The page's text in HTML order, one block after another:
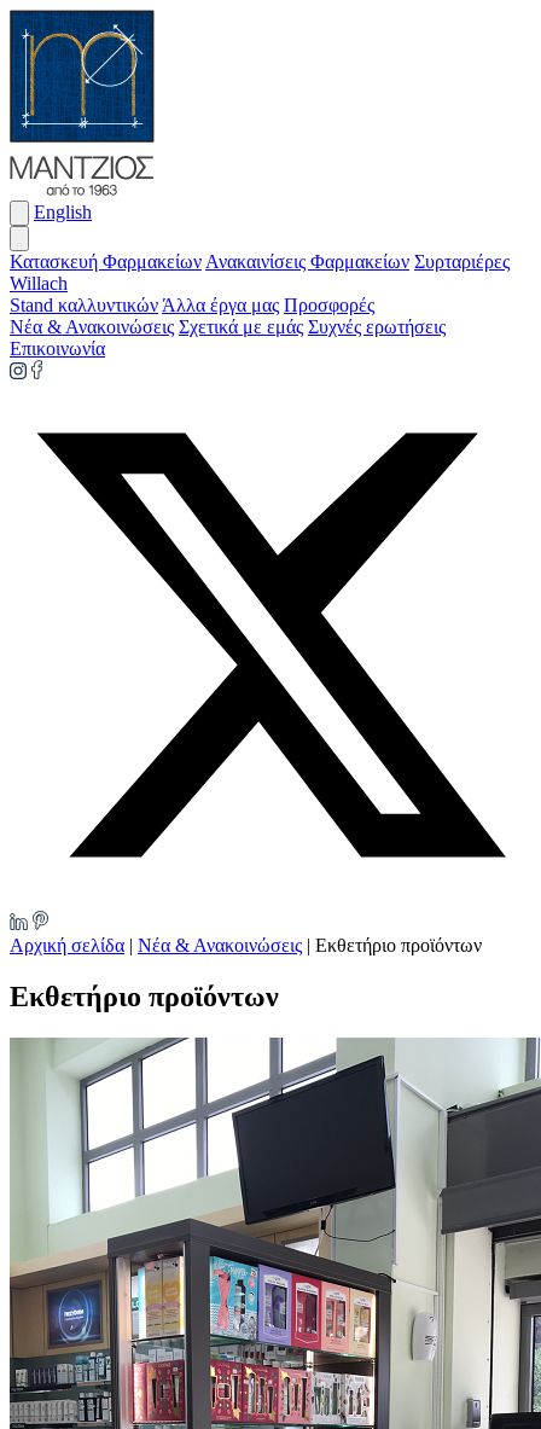
English
Κατασκευή Φαρμακείων Ανακαινίσεις Φαρμακείων Συρταριέρες
Willach
Stand καλλυντικών Άλλα έργα μας Προσφορές
Νέα & Ανακοινώσεις Σχετικά με εμάς Συχνές ερωτήσεις
Επικοινωνία
Αρχική σελίδα | Νέα & Ανακοινώσεις | Εκθετήριο προϊόντων
Εκθετήριο προϊόντων